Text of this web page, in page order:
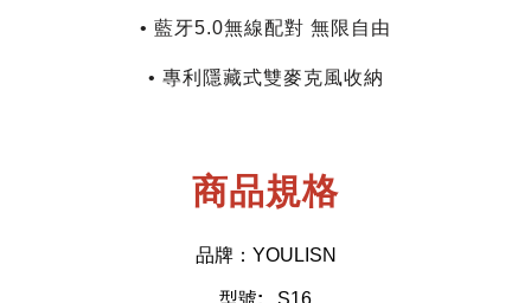
• 藍牙5.0無線配對 無限自由
• 專利隱藏式雙麥克風收納
商品規格
品牌：YOULISN
型號: S16